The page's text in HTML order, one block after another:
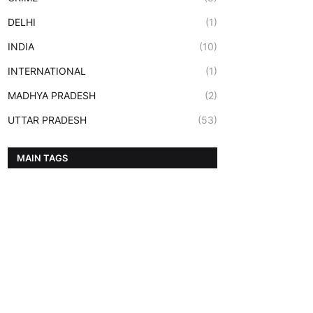
DELHI (1)
INDIA (10)
INTERNATIONAL (1)
MADHYA PRADESH (2)
UTTAR PRADESH (53)
MAIN TAGS